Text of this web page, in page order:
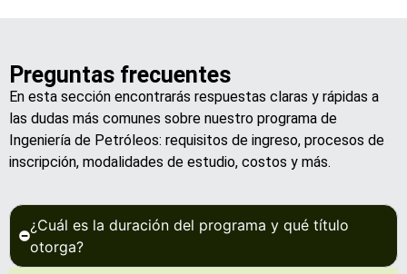
Preguntas frecuentes
En esta sección encontrarás respuestas claras y rápidas a
las dudas más comunes sobre nuestro programa de
Ingeniería de Petróleos: requisitos de ingreso, procesos de
inscripción, modalidades de estudio, costos y más.
¿Cuál es la duración del programa y qué título
otorga?